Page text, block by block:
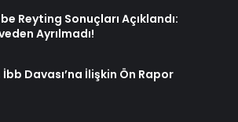
Reyting Sonuçları Açıklandı:
Ayrılmadı!
Davası’na İlişkin Ön Rapor